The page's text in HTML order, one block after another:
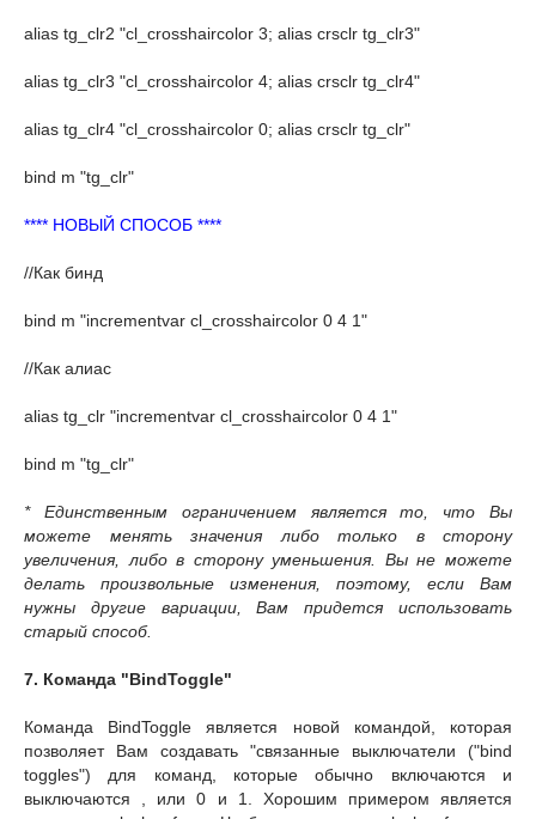
alias tg_clr2 "cl_crosshaircolor 3; alias crsclr tg_clr3"
alias tg_clr3 "cl_crosshaircolor 4; alias crsclr tg_clr4"
alias tg_clr4 "cl_crosshaircolor 0; alias crsclr tg_clr"
bind m "tg_clr"
**** НОВЫЙ СПОСОБ ****
//Как бинд
bind m "incrementvar cl_crosshaircolor 0 4 1"
//Как алиас
alias tg_clr "incrementvar cl_crosshaircolor 0 4 1"
bind m "tg_clr"
* Единственным ограничением является то, что Вы
можете менять значения либо только в сторону
увеличения, либо в сторону уменьшения. Вы не можете
делать произвольные изменения, поэтому, если Вам
нужны другие вариации, Вам придется использовать
старый способ.
7. Команда "BindToggle"
Команда BindToggle является новой командой, которая
позволяет Вам создавать "связанные выключатели ("bind
toggles") для команд, которые обычно включаются и
выключаются , или 0 и 1. Хорошим примером является